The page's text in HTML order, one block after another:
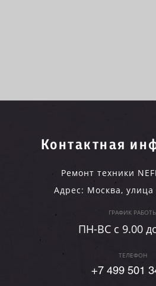
Контактная
Ремонт техники
Адрес: Москва, улица
ГРАФИК
ПН-ВC c 9.00
ТЕЛЕФОН
+7 499 501